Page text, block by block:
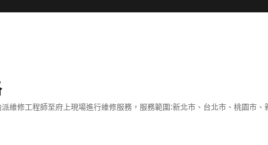
維修工程師至府上現場進行維修服務，服務範圍:新北市、台北市、桃園市、